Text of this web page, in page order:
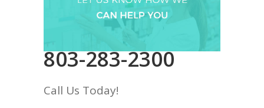
803-283-2300
Call Us Today!